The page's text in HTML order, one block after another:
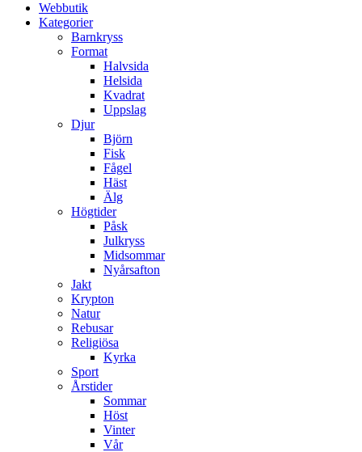
Webbutik
Kategorier
Barnkryss
Format
Halvsida
Helsida
Kvadrat
Uppslag
Djur
Björn
Fisk
Fågel
Häst
Älg
Högtider
Påsk
Julkryss
Midsommar
Nyårsafton
Jakt
Krypton
Natur
Rebusar
Religiösa
Kyrka
Sport
Årstider
Sommar
Höst
Vinter
Vår